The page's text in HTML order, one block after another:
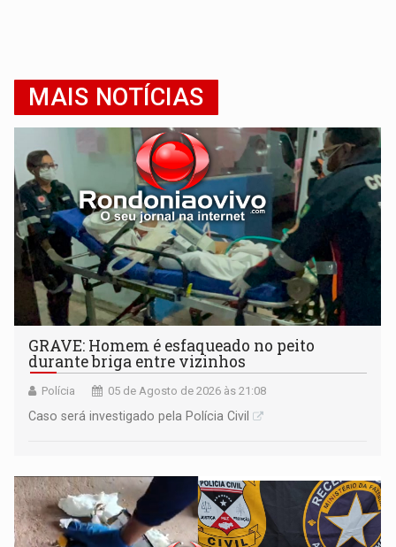
MAIS NOTÍCIAS
GRAVE: Homem é esfaqueado no peito
durante briga entre vizinhos
Polícia 05 de Agosto de 2026 às 21:08
Caso será investigado pela Polícia Civil